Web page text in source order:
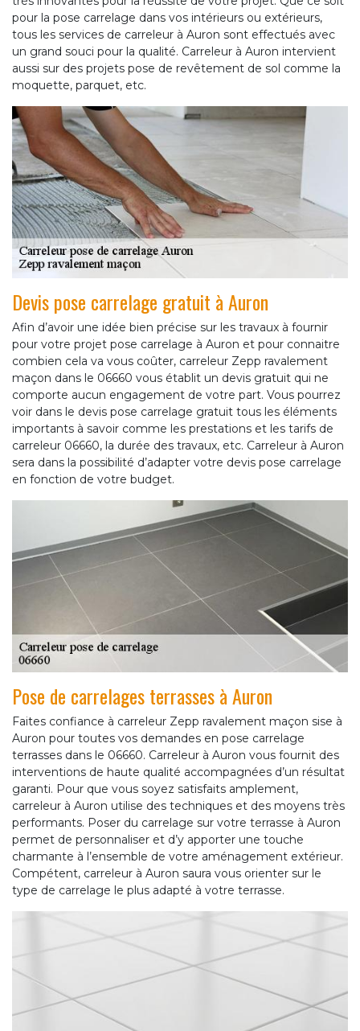
pour la pose carrelage dans vos intérieurs ou extérieurs,
tous les services de carreleur à Auron sont effectués avec
un grand souci pour la qualité. Carreleur à Auron intervient
aussi sur des projets pose de revêtement de sol comme la
moquette, parquet, etc.
Devis pose carrelage gratuit à Auron
Afin d’avoir une idée bien précise sur les travaux à fournir
pour votre projet pose carrelage à Auron et pour connaitre
combien cela va vous coûter, carreleur Zepp ravalement
maçon dans le 06660 vous établit un devis gratuit qui ne
comporte aucun engagement de votre part. Vous pourrez
voir dans le devis pose carrelage gratuit tous les éléments
importants à savoir comme les prestations et les tarifs de
carreleur 06660, la durée des travaux, etc. Carreleur à Auron
sera dans la possibilité d’adapter votre devis pose carrelage
en fonction de votre budget.
Pose de carrelages terrasses à Auron
Faites confiance à carreleur Zepp ravalement maçon sise à
Auron pour toutes vos demandes en pose carrelage
terrasses dans le 06660. Carreleur à Auron vous fournit des
interventions de haute qualité accompagnées d’un résultat
garanti. Pour que vous soyez satisfaits amplement,
carreleur à Auron utilise des techniques et des moyens très
performants. Poser du carrelage sur votre terrasse à Auron
permet de personnaliser et d’y apporter une touche
charmante à l’ensemble de votre aménagement extérieur.
Compétent, carreleur à Auron saura vous orienter sur le
type de carrelage le plus adapté à votre terrasse.